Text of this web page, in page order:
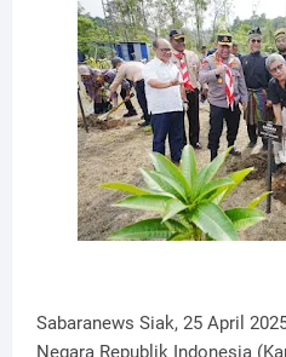
Sabaranews Siak, 25 April
Negara Republik Indonesia